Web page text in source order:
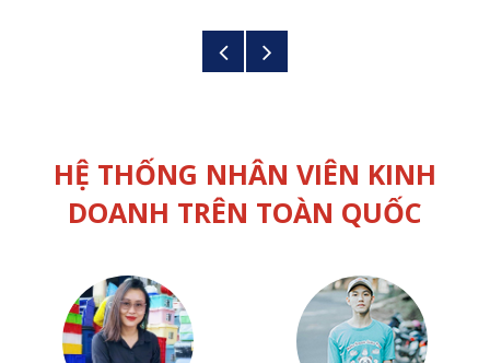
HỆ THỐNG NHÂN VIÊN KINH
DOANH TRÊN TOÀN QUỐC